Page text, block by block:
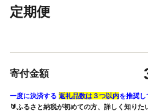
定期便
寄付金額
一度に決済する 返礼品数は３つ以内を推奨し
🔰ふるさと納税が初めての方、詳しく知りた